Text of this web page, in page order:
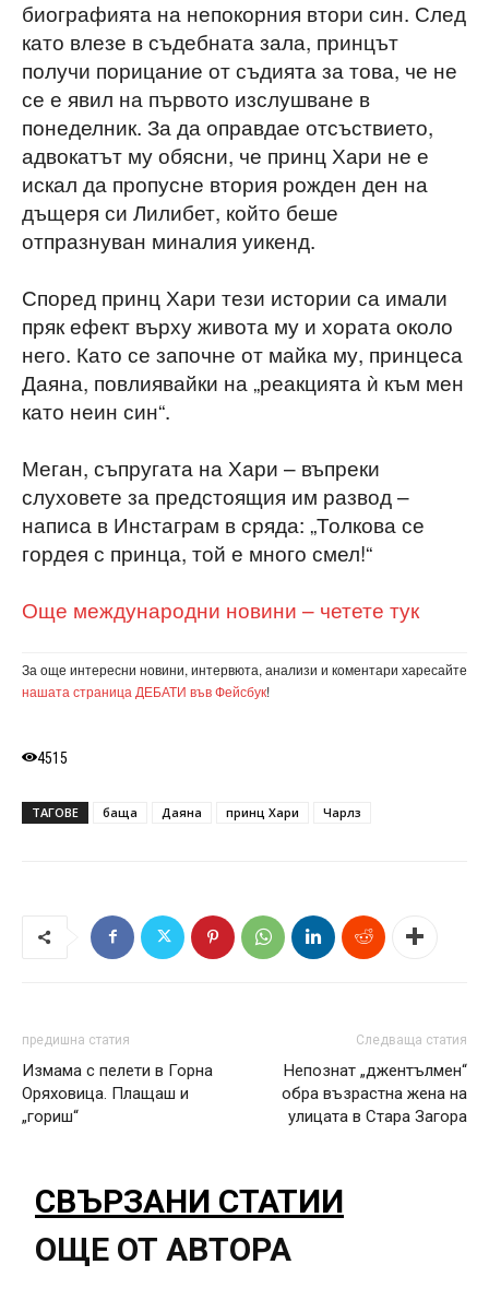
биографията на непокорния втори син. След
като влезе в съдебната зала, принцът
получи порицание от съдията за това, че не
се е явил на първото изслушване в
понеделник. За да оправдае отсъствието,
адвокатът му обясни, че принц Хари не е
искал да пропусне втория рожден ден на
дъщеря си Лилибет, който беше
отпразнуван миналия уикенд.
Според принц Хари тези истории са имали
пряк ефект върху живота му и хората около
него. Като се започне от майка му, принцеса
Даяна, повлиявайки на „реакцията ѝ към мен
като неин син“.
Меган, съпругата на Хари – въпреки
слуховете за предстоящия им развод –
написа в Инстаграм в сряда: „Толкова се
гордея с принца, той е много смел!“
Още международни новини – четете тук
За още интересни новини, интервюта, анализи и коментари харесайте
нашата страница ДЕБАТИ във Фейсбук!
4515
ТАГОВЕ баща Даяна принц Хари Чарлз
предишна статия
Измама с пелети в Горна
Оряховица. Плащаш и
„гориш“
Следваща статия
Непознат „джентълмен“
обра възрастна жена на
улицата в Стара Загора
СВЪРЗАНИ СТАТИИ
ОЩЕ ОТ АВТОРА